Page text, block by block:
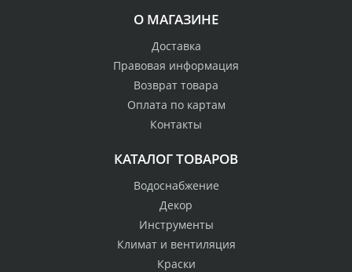
О МАГАЗИНЕ
Доставка
Правовая информация
Возврат товара
Оплата по картам
Контакты
КАТАЛОГ ТОВАРОВ
Водоснабжение
Декор
Инструменты
Климат и вентиляция
Краски